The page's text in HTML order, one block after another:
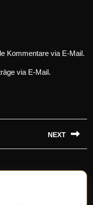
Kommentare via E-Mail.
via E-Mail.
NEXT